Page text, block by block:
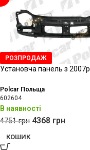
РОЗПРОДАЖ
Установча панель з 2007р
Polcar Польща
602604
В наявності
4751грн 4368 грн
КОШИК